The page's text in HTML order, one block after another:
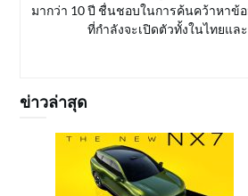
มากว่า 10 ปี ชื่นชอบในการค้นคว้าหาข้
ที่กำลังจะเปิดตัวทั้งในไทยแล
ข่าวล่าสุด